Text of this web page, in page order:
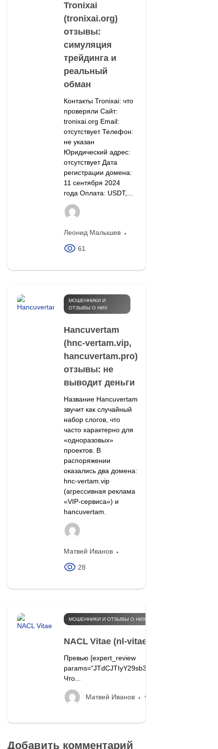
Tronixai
(tronixai.org)
отзывы:
симуляция
трейдинга и
реальный
обман
Контакты Tronixai: что
проверяли Сайт:
tronixai.org Email:
отсутствует Телефон:
не указан
Юридический адрес:
отсутствует Дата
регистрации домена:
11 сентября 2024
года Оплата: USDT,...
Леонид Малышев
61
МОШЕННИКИ И
ОТЗЫВЫ О НИХ
Hancuvertam
(hnc-vertam.vip,
hancuvertam.pro)
отзывы: не
выводит деньги
Название Hancuvertam
звучит как случайный
набор слогов, что
часто характерно для
«одноразовых»
проектов. В
распоряжении
оказались два домена:
hnc-vertam.vip
(агрессивная реклама
«VIP-сервиса») и
hancuvertam.
Матвей Иванов
28
МОШЕННИКИ И ОТЗЫВЫ О НИХ
NACL Vitae (nl‑vitae.pro) отзывы:
Превью [expert_review
Что...
Матвей Иванов
Добавить комментарий